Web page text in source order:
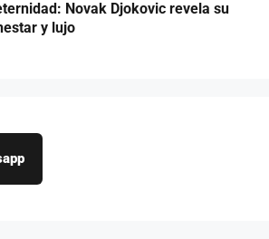
Novak Djokovic revela su
y lujo